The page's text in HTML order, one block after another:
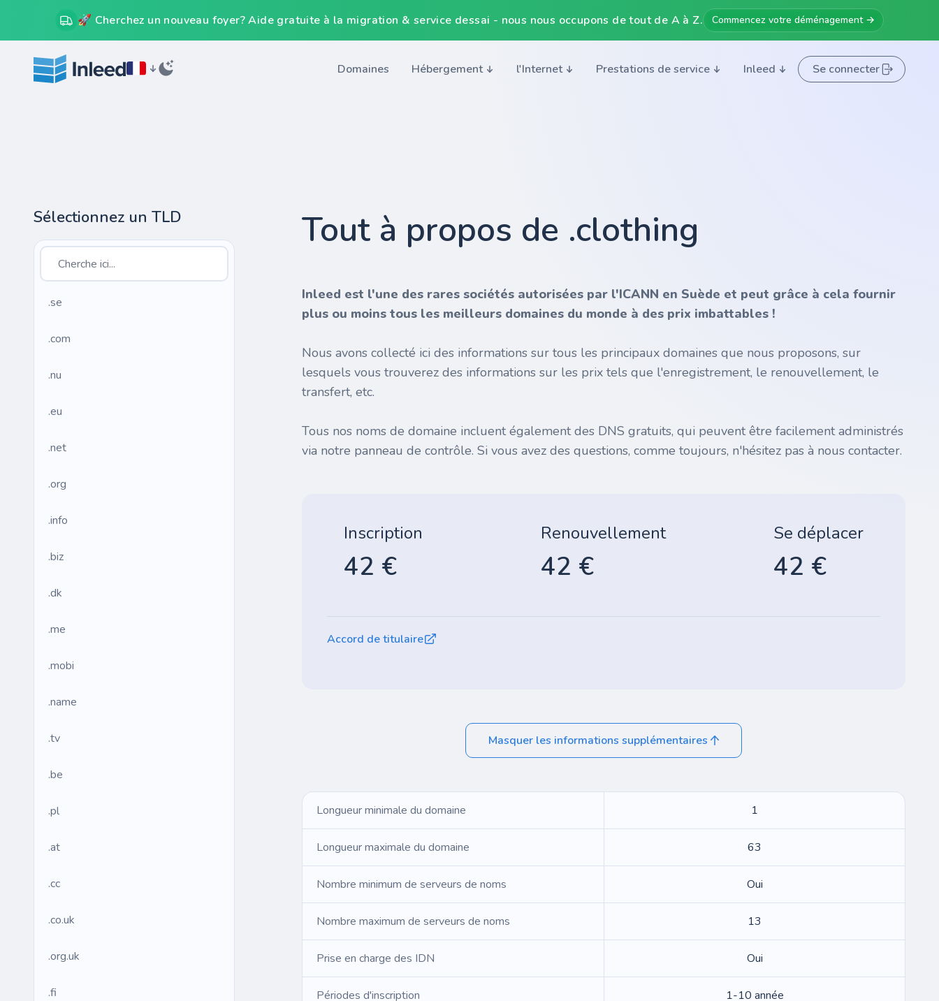
🚀 Cherchez un nouveau foyer? Aide gratuite à la migration & service dessai - nous nous occupons de tout de A à Z. Commencez votre déménagement →
Domaines Hébergement l'Internet Prestations de service Inleed Se connecter
Sélectionnez un TLD
.se
.com
.nu
.eu
.net
.org
.info
.biz
.dk
.me
.mobi
.name
.tv
.be
.pl
.at
.cc
.co.uk
.org.uk
.fi
Tout à propos de .clothing
Inleed est l'une des rares sociétés autorisées par l'ICANN en Suède et peut grâce à cela fournir
plus ou moins tous les meilleurs domaines du monde à des prix imbattables !
Nous avons collecté ici des informations sur tous les principaux domaines que nous proposons, sur
lesquels vous trouverez des informations sur les prix tels que l'enregistrement, le renouvellement, le
transfert, etc.
Tous nos noms de domaine incluent également des DNS gratuits, qui peuvent être facilement administrés
via notre panneau de contrôle. Si vous avez des questions, comme toujours, n'hésitez pas à nous contacter.
Inscription
42 €
Renouvellement
42 €
Se déplacer
42 €
Accord de titulaire
Masquer les informations supplémentaires
Longueur minimale du domaine 1
Longueur maximale du domaine 63
Nombre minimum de serveurs de noms Oui
Nombre maximum de serveurs de noms 13
Prise en charge des IDN Oui
Périodes d'inscription 1-10 année